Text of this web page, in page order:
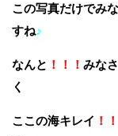
この写真だけでみ
すね♪
なんと ！！！ みな
く
ここの海キレイ ！